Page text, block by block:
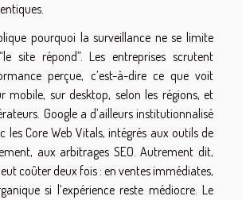
pourquoi la surveillance ne se limite
site répond”. Les entreprises scrutent
perçue, c’est-à-dire ce que voit
mobile, sur desktop, selon les régions, et
Google a d’ailleurs institutionnalisé
les Core Web Vitals, intégrés aux outils de
aux arbitrages SEO. Autrement dit,
coûter deux fois : en ventes immédiates,
si l’expérience reste médiocre. Le